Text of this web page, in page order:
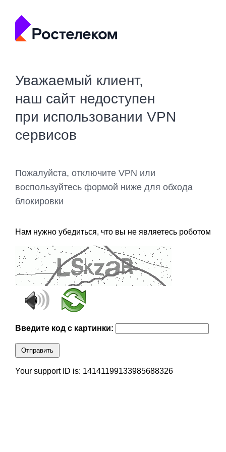
Уважаемый клиент,
наш сайт недоступен
при использовании VPN
сервисов
Пожалуйста, отключите VPN или
воспользуйтесь формой ниже для обхода
блокировки
Нам нужно убедиться, что вы не являетесь роботом
Введите код с картинки:
Отправить
Your support ID is: 14141199133985688326